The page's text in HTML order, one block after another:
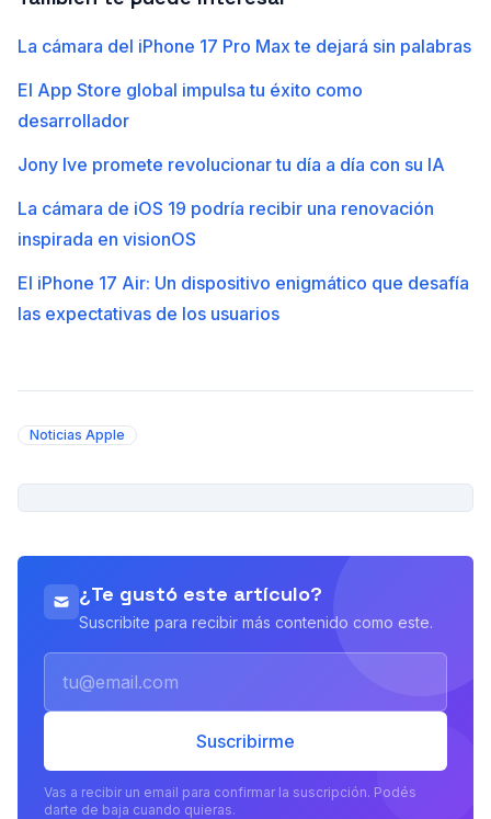
La cámara del iPhone 17 Pro Max te dejará sin palabras
El App Store global impulsa tu éxito como
desarrollador
Jony Ive promete revolucionar tu día a día con su IA
La cámara de iOS 19 podría recibir una renovación
inspirada en visionOS
El iPhone 17 Air: Un dispositivo enigmático que desafía
las expectativas de los usuarios
Noticias Apple
¿Te gustó este artículo?
Suscribite para recibir más contenido como este.
Suscribirme
Vas a recibir un email para confirmar la suscripción. Podés
darte de baja cuando quieras.